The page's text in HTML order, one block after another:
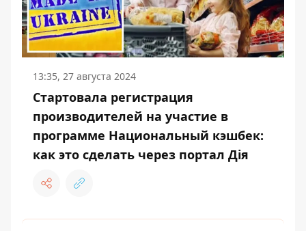
13:35, 27 августа 2024
Стартовала регистрация
производителей на участие в
программе Национальный кэшбек:
как это сделать через портал Дія